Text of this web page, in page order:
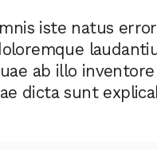
iste natus
ab illo
dicta sunt